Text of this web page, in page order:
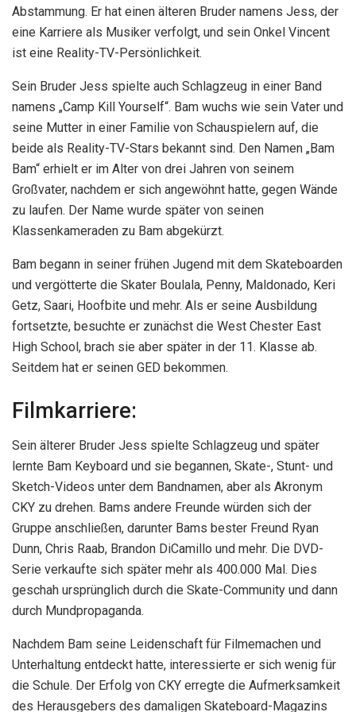
Abstammung. Er hat einen älteren Bruder namens Jess, der
eine Karriere als Musiker verfolgt, und sein Onkel Vincent
ist eine Reality-TV-Persönlichkeit.
Sein Bruder Jess spielte auch Schlagzeug in einer Band
namens „Camp Kill Yourself“. Bam wuchs wie sein Vater und
seine Mutter in einer Familie von Schauspielern auf, die
beide als Reality-TV-Stars bekannt sind. Den Namen „Bam
Bam“ erhielt er im Alter von drei Jahren von seinem
Großvater, nachdem er sich angewöhnt hatte, gegen Wände
zu laufen. Der Name wurde später von seinen
Klassenkameraden zu Bam abgekürzt.
Bam begann in seiner frühen Jugend mit dem Skateboarden
und vergötterte die Skater Boulala, Penny, Maldonado, Keri
Getz, Saari, Hoofbite und mehr. Als er seine Ausbildung
fortsetzte, besuchte er zunächst die West Chester East
High School, brach sie aber später in der 11. Klasse ab.
Seitdem hat er seinen GED bekommen.
Filmkarriere:
Sein älterer Bruder Jess spielte Schlagzeug und später
lernte Bam Keyboard und sie begannen, Skate-, Stunt- und
Sketch-Videos unter dem Bandnamen, aber als Akronym
CKY zu drehen. Bams andere Freunde würden sich der
Gruppe anschließen, darunter Bams bester Freund Ryan
Dunn, Chris Raab, Brandon DiCamillo und mehr. Die DVD-
Serie verkaufte sich später mehr als 400.000 Mal. Dies
geschah ursprünglich durch die Skate-Community und dann
durch Mundpropaganda.
Nachdem Bam seine Leidenschaft für Filmemachen und
Unterhaltung entdeckt hatte, interessierte er sich wenig für
die Schule. Der Erfolg von CKY erregte die Aufmerksamkeit
des Herausgebers des damaligen Skateboard-Magazins